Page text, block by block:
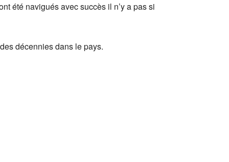
été navigués avec succès il n’y a pas si
décennies dans le pays.